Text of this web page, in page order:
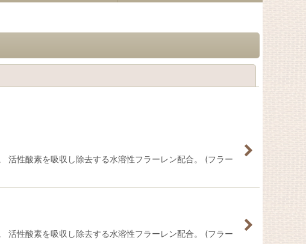
活性酸素を吸収し除去する水溶性フラーレン配合。 (フラー
活性酸素を吸収し除去する水溶性フラーレン配合。 (フラー